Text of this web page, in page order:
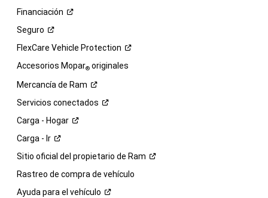
Financiación
Seguro
FlexCare Vehicle Protection
Accesorios Mopar®originales
Mercancía de Ram
Servicios conectados
Carga - Hogar
Carga - Ir
Sitio oficial del propietario de Ram
Rastreo de compra de vehículo
Ayuda para el vehículo